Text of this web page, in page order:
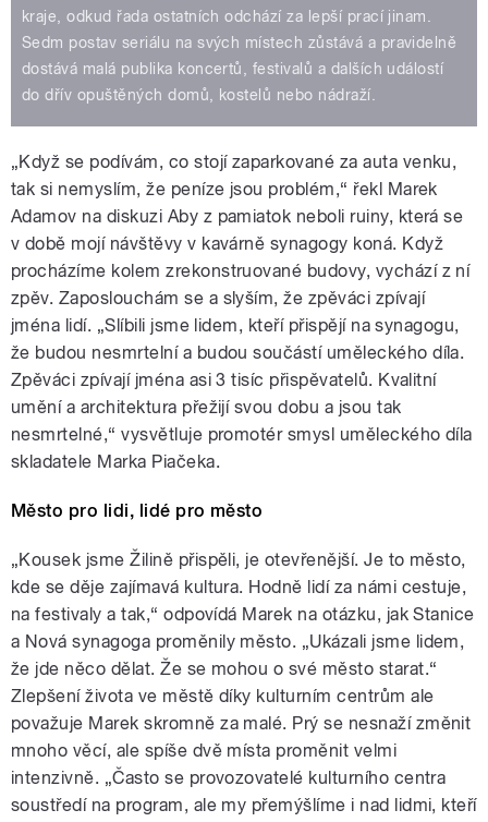
kraje, odkud řada ostatních odchází za lepší prací jinam.
Sedm postav seriálu na svých místech zůstává a pravidelně
dostává malá publika koncertů, festivalů a dalších událostí
do dřív opuštěných domů, kostelů nebo nádraží.
„Když se podívám, co stojí zaparkované za auta venku,
tak si nemyslím, že peníze jsou problém,“ řekl Marek
Adamov na diskuzi Aby z pamiatok neboli ruiny, která se
v době mojí návštěvy v kavárně synagogy koná. Když
procházíme kolem zrekonstruované budovy, vychází z ní
zpěv. Zaposlouchám se a slyším, že zpěváci zpívají
jména lidí. „Slíbili jsme lidem, kteří přispějí na synagogu,
že budou nesmrtelní a budou součástí uměleckého díla.
Zpěváci zpívají jména asi 3 tisíc přispěvatelů. Kvalitní
umění a architektura přežijí svou dobu a jsou tak
nesmrtelné,“ vysvětluje promotér smysl uměleckého díla
skladatele Marka Piačeka.
Město pro lidi, lidé pro město
„Kousek jsme Žilině přispěli, je otevřenější. Je to město,
kde se děje zajímavá kultura. Hodně lidí za námi cestuje,
na festivaly a tak,“ odpovídá Marek na otázku, jak Stanice
a Nová synagoga proměnily město. „Ukázali jsme lidem,
že jde něco dělat. Že se mohou o své město starat.“
Zlepšení života ve městě díky kulturním centrům ale
považuje Marek skromně za malé. Prý se nesnaží změnit
mnoho věcí, ale spíše dvě místa proměnit velmi
intenzivně. „Často se provozovatelé kulturního centra
soustředí na program, ale my přemýšlíme i nad lidmi, kteří